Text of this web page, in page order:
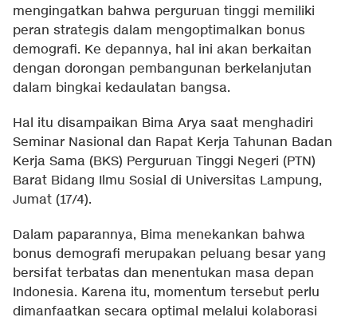
mengingatkan bahwa perguruan tinggi memiliki
peran strategis dalam mengoptimalkan bonus
demografi. Ke depannya, hal ini akan berkaitan
dengan dorongan pembangunan berkelanjutan
dalam bingkai kedaulatan bangsa.
Hal itu disampaikan Bima Arya saat menghadiri
Seminar Nasional dan Rapat Kerja Tahunan Badan
Kerja Sama (BKS) Perguruan Tinggi Negeri (PTN)
Barat Bidang Ilmu Sosial di Universitas Lampung,
Jumat (17/4).
Dalam paparannya, Bima menekankan bahwa
bonus demografi merupakan peluang besar yang
bersifat terbatas dan menentukan masa depan
Indonesia. Karena itu, momentum tersebut perlu
dimanfaatkan secara optimal melalui kolaborasi